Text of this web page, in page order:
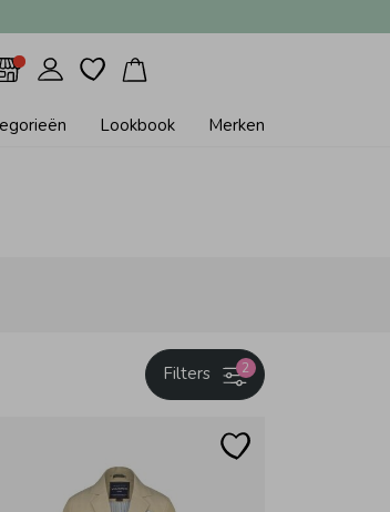
Lookbook Merken
2
Filters